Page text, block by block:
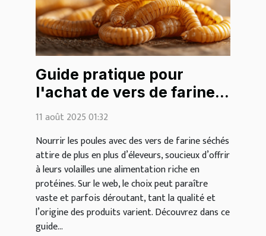
Guide pratique pour
l'achat de vers de farine
séchés pour les poules
11 août 2025 01:32
Nourrir les poules avec des vers de farine séchés
attire de plus en plus d’éleveurs, soucieux d’offrir
à leurs volailles une alimentation riche en
protéines. Sur le web, le choix peut paraître
vaste et parfois déroutant, tant la qualité et
l’origine des produits varient. Découvrez dans ce
guide...